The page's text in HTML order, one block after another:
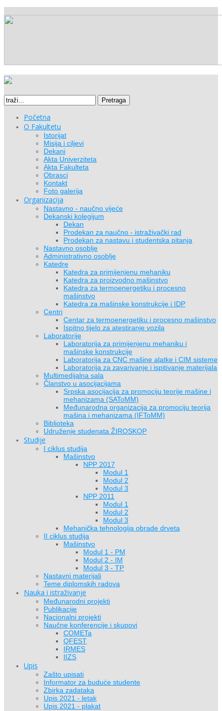
Pretraga
Početna
O Fakultetu
Istorijat
Misija i ciljevi
Dekani
Akta Univerziteta
Akta Fakulteta
Obrasci
Kontakt
Foto galerija
Organizacija
Nastavno - naučno vijeće
Dekanski kolegijum
Dekan
Prodekan za naučno - istraživački rad
Prodekan za nastavu i studentska pitanja
Nastavno osoblje
Administrativno osoblje
Katedre
Katedra za primijenjenu mehaniku
Katedra za proizvodno mašinstvo
Katedra za termoenergetiku i procesno
mašinstvo
Katedra za mašinske konstrukcije i IDP
Centri
Centar za termoenergetiku i procesno mašinstvo
Ispitno tijelo za atestiranje vozila
Laboratorije
Laboratorija za primijenjenu mehaniku i
mašinske konstrukcije
Laboratorija za CNC mašine alatke i CIM sisteme
Laboratorija za zavarivanje i ispitivanje materijala
Multimedijalna sala
Članstvo u asocijacijama
Srpska asocijacija za promociju teorije mašine i
mehanizama (SAToMM)
Međunarodna organizacija za promociju teorija
mašina i mehanizama (IFToMM)
Biblioteka
Udruženje studenata ŽIROSKOP
Studije
I ciklus studija
Mašinstvo
NPP 2017
Modul 1
Modul 2
Modul 3
NPP 2011
Modul 1
Modul 2
Modul 3
Mehanička tehnologija obrade drveta
II ciklus studija
Mašinstvo
Modul 1 - PM
Modul 2 - IM
Modul 3 - TP
Nastavni materijali
Teme diplomskih radova
Nauka i istraživanje
Međunarodni projekti
Publikacije
Nacionalni projekti
Naučne konferencije i skupovi
COMETa
QFEST
IRMES
IIZS
Upis
Zašto upisati
Informator za buduće studente
Zbirka zadataka
Upis 2021 - letak
Upis 2021 - plakat